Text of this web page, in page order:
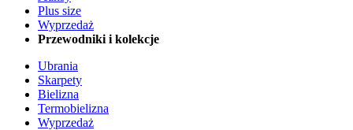
Plus size
Wyprzedaż
Przewodniki i kolekcje
Ubrania
Skarpety
Bielizna
Termobielizna
Wyprzedaż